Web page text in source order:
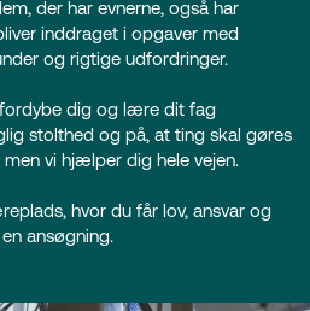
der har evnerne, også har
inddraget i opgaver med
og rigtige udfordringer.
dig og lære dit fag
stolthed og på, at ting skal gøres
vi hjælper dig hele vejen.
hvor du får lov, ansvar og
ansøgning.